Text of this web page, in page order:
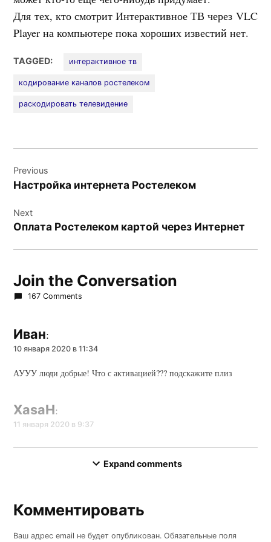
Для тех, кто смотрит Интерактивное ТВ через VLC
Player на компьютере пока хороших известий нет.
TAGGED: интерактивное тв
кодирование каналов ростелеком
раскодировать телевидение
по
записям
Previous
Настройка интернета Ростелеком
Next
Оплата Ростелеком картой через Интернет
Join the Conversation
167 Comments
Иван:
10 января 2020 в 11:34
АУУУ люди добрые! Что с активацией??? подскажите плиз
XasaH:
11 января 2020 в 9:37
Халява закончилась, судя по всему.
Expand comments
Комментировать
Ваш адрес email не будет опубликован. Обязательные поля
Комментировать